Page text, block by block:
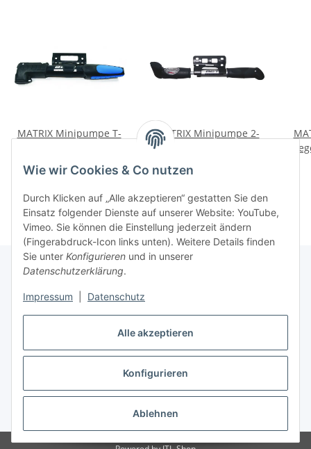
Alle akzeptieren
Konfigurieren
Ablehnen
Wie wir Cookies & Co nutzen
Durch Klicken auf „Alle akzeptieren“ gestatten Sie den
Einsatz folgender Dienste auf unserer Website: YouTube,
Vimeo. Sie können die Einstellung jederzeit ändern
(Fingerabdruck-Icon links unten). Weitere Details finden
Sie unter Konfigurieren und in unserer
Datenschutzerklärung.
Impressum Datenschutz
MATRIX Minipumpe T-
Fahrradpumpe Bike
Luftpumpe
9,34 €
MATRIX Minipumpe 2-
Manometer AV SV DV 8
Bar silber/schwarz
Informationen
Gesetzliche Informationen
Vertrag widerrufen
* Alle Preise inkl. gesetzlicher USt., zzgl.Versand